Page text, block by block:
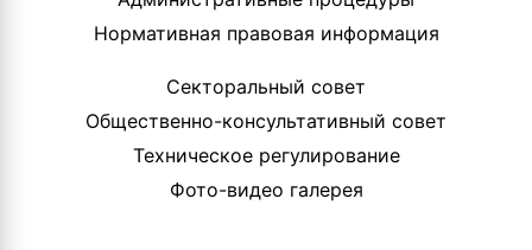
Нормативная правовая информация
Секторальный совет
Общественно-консультативный совет
Техническое регулирование
Фото-видео галерея